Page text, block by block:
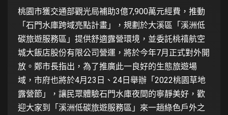
桃園市獲交通部觀光局補助3億7,900萬元經費，推動
「石門水庫跨域亮點計畫」，規劃於大溪區「溪洲低
碳旅遊服務區」提供舒適露營環境，並委託桃禧航空
城大飯店股份有限公司營運，將於今年7月正式對外開
放。鄭市長指出，為了推廣此一良好的生態旅遊場
域，市府也將於4月23日、24日舉辦「2022桃園草地
露營節」，讓民眾體驗石門水庫夜間的寧靜美好，歡
迎大家到「溪洲低碳旅遊服務區」來一趟綠色戶外之